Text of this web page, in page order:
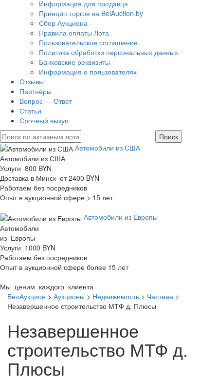
Информация для продавца
Принцип торгов на BelAuction.by
Сбор Аукциона
Правила оплаты Лота
Пользовательское соглашение
Политика обработки персональных данных
Банковские реквизиты
Информация о пользователях
Отзывы
Партнёры
Вопрос — Ответ
Статьи
Срочный выкуп
Автомобили из США
Автомобили из США
Услуги 800 BYN
Доставка в Минск от 2400 BYN
Работаем без посредников
Опыт в аукционной сфере > 15 лет
Автомобили из Европы
Автомобили
из Европы
Услуги 1000 BYN
Работаем без посредников
Опыт в аукционной сфере более 15 лет
Мы ценим каждого клиента
БелАукцион > Аукционы > Недвижимость > Частная >
Незавершенное строительство МТФ д. Плюсы
Незавершенное
строительство МТФ д.
Плюсы